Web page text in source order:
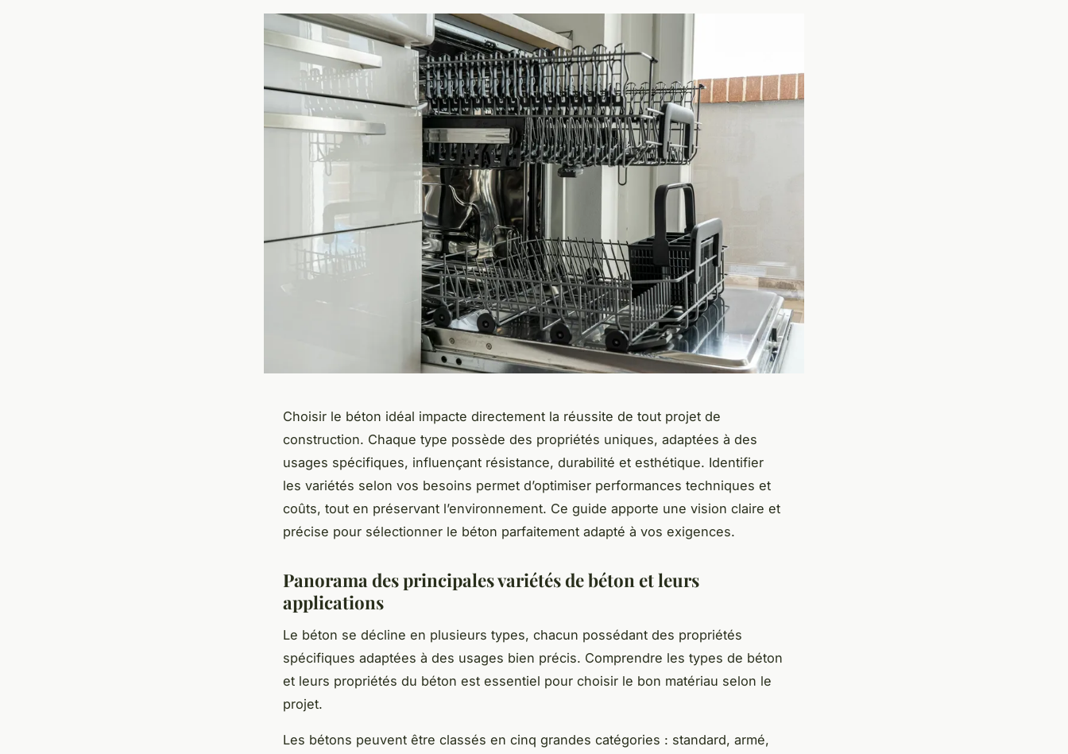
Choisir le béton idéal impacte directement la réussite de tout projet de
construction. Chaque type possède des propriétés uniques, adaptées à des
usages spécifiques, influençant résistance, durabilité et esthétique. Identifier
les variétés selon vos besoins permet d’optimiser performances techniques et
coûts, tout en préservant l’environnement. Ce guide apporte une vision claire et
précise pour sélectionner le béton parfaitement adapté à vos exigences.
Panorama des principales variétés de béton et leurs
applications
Le béton se décline en plusieurs types, chacun possédant des propriétés
spécifiques adaptées à des usages bien précis. Comprendre les types de béton
et leurs propriétés du béton est essentiel pour choisir le bon matériau selon le
projet.
Les bétons peuvent être classés en cinq grandes catégories : standard, armé,